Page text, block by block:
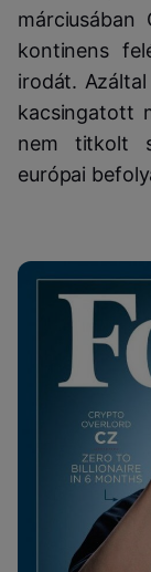
kontinens
irodát.
kacsingatott
nem titkolt
európai